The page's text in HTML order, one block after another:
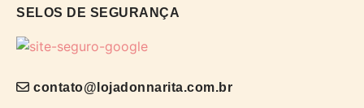
SELOS DE SEGURANÇA
contato@lojadonnarita.com.br